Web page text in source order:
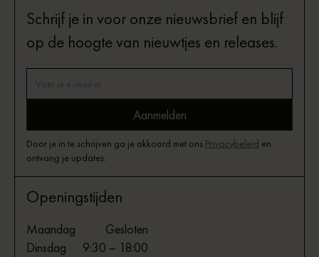
Schrijf je in voor onze nieuwsbrief en blijf
op de hoogte van nieuwtjes en releases.
Door je in te schrijven ga je akkoord met ons Privacybeleid en
ontvang je updates.
Openingstijden
Maandag
Gesloten
Dinsdag
9:30 – 18:00